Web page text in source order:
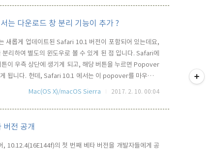
는 다운로드 창 분리 기능이 추가 ?
롭게 업데이트된 Safari 10.1 버전이 포함되어 있는데요,
리하여 별도의 윈도우로 볼 수 있게 된 점 입니다. Safari에
이 우측 상단에 생기게 되고, 해당 버튼을 누르면 Popover
됩니다. 헌데, Safari 10.1 에서는 이 popover를 마우스로
것이 일종의 버그인지 아니면 의도된 새로운 기능인지의 여
Mac(OS X)/macOS Sierra 2017. 2. 10. 00:04
전 공개
10.12.4(16E144f)의 첫 번째 베타 버전을 개발자들에게 공
티스토리툴바